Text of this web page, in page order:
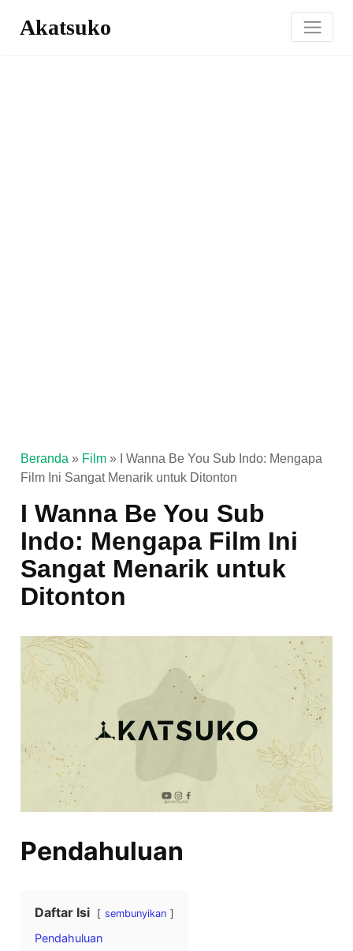
Akatsuko
Beranda » Film »
I Wanna Be You Sub Indo: Mengapa
Film Ini Sangat Menarik untuk Ditonton
I Wanna Be You Sub
Indo: Mengapa Film Ini
Sangat Menarik untuk
Ditonton
Pendahuluan
Daftar Isi sembunyikan
Pendahuluan